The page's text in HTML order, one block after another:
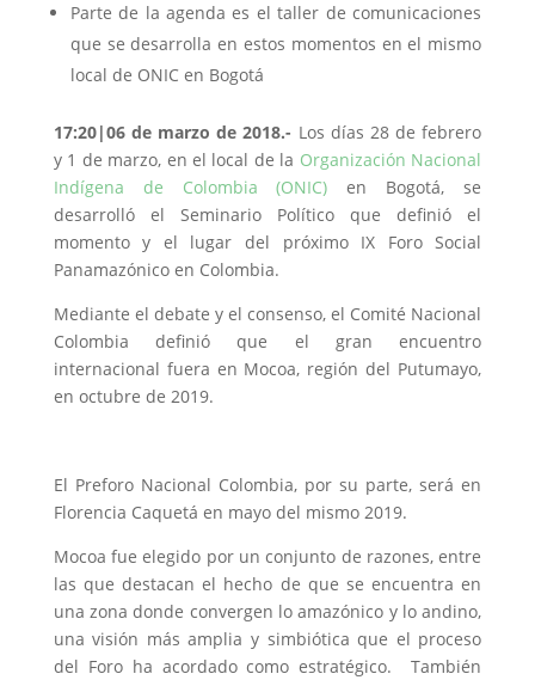
Parte de la agenda es el taller de comunicaciones
que se desarrolla en estos momentos en el mismo
local de ONIC en Bogotá
17:20|06 de marzo de 2018.- Los días 28 de febrero
y 1 de marzo, en el local de la Organización Nacional
Indígena de Colombia (ONIC) en Bogotá, se
desarrolló el Seminario Político que definió el
momento y el lugar del próximo IX Foro Social
Panamazónico en Colombia.
Mediante el debate y el consenso, el Comité Nacional
Colombia definió que el gran encuentro
internacional fuera en Mocoa, región del Putumayo,
en octubre de 2019.
El Preforo Nacional Colombia, por su parte, será en
Florencia Caquetá en mayo del mismo 2019.
Mocoa fue elegido por un conjunto de razones, entre
las que destacan el hecho de que se encuentra en
una zona donde convergen lo amazónico y lo andino,
una visión más amplia y simbiótica que el proceso
del Foro ha acordado como estratégico. También